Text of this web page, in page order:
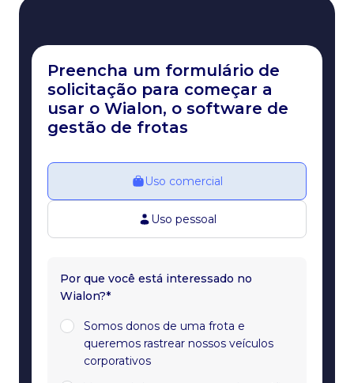
Preencha um formulário de
solicitação para começar a
usar o Wialon, o software de
gestão de frotas
Uso comercial
Uso pessoal
Por que você está interessado no
Wialon?*
Somos donos de uma frota e
queremos rastrear nossos veículos
corporativos